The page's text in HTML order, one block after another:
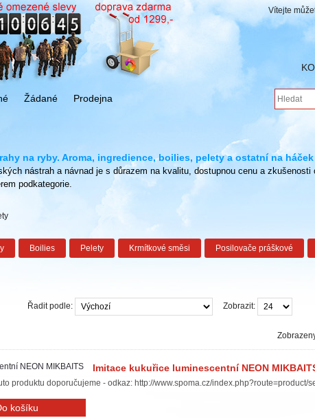
Vítejte
Žádané Prodejna
na ryby. Aroma, ingredience, boilies, pelety a ostatní na háček
nástrah a návnad je s důrazem na kvalitu, dostupnou cenu a
podkategorie.
Boilies Pelety Krmítkové směsi Posilovače práškové
Řadit podle: Zobrazit:
Imitace kukuřice luminescentní NEON
produktu doporučujeme - odkaz: http://www.spoma.cz/index.php?route=product/